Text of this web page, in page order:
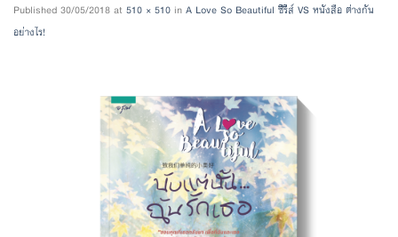
Published 30/05/2018 at 510 × 510 in A Love So Beautiful ซีรีส์ VS หนังสือ ต่างกัน
อย่างไร!